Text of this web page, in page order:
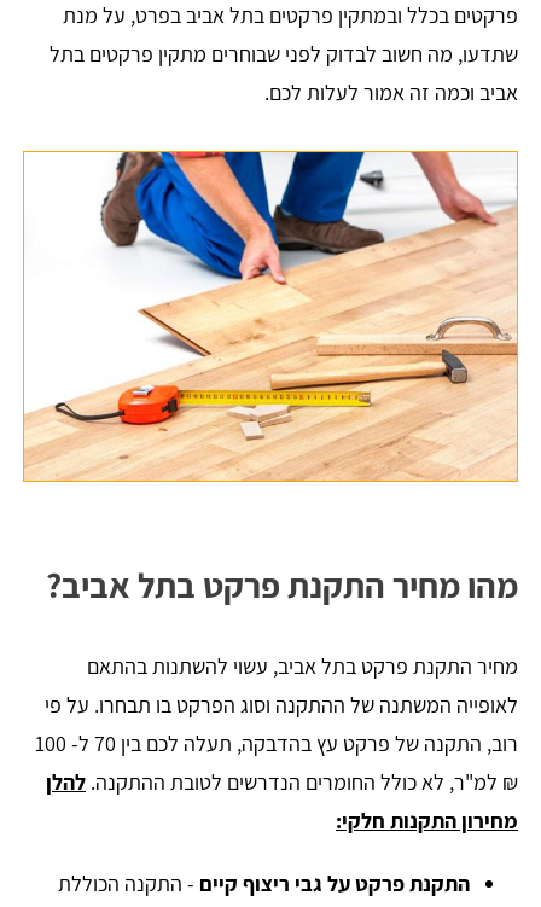
פרקטים בכלל ובמתקין פרקטים בתל אביב בפרט, על מנת
שתדעו, מה חשוב לבדוק לפני שבוחרים מתקין פרקטים בתל
אביב וכמה זה אמור לעלות לכם.
מהו מחיר התקנת פרקט בתל אביב?
מחיר התקנת פרקט בתל אביב, עשוי להשתנות בהתאם
לאופייה המשתנה של ההתקנה וסוג הפרקט בו תבחרו. על פי
רוב, התקנה של פרקט עץ בהדבקה, תעלה לכם בין 70 ל- 100
₪ למ"ר, לא כולל החומרים הנדרשים לטובת ההתקנה. להלן
מחירון התקנות חלקי:
התקנת פרקט על גבי ריצוף קיים - התקנה הכוללת